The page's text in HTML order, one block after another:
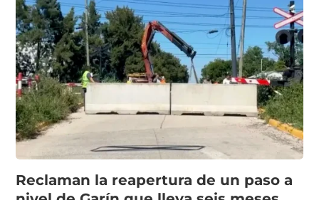
Reclaman la reapertura de un paso a